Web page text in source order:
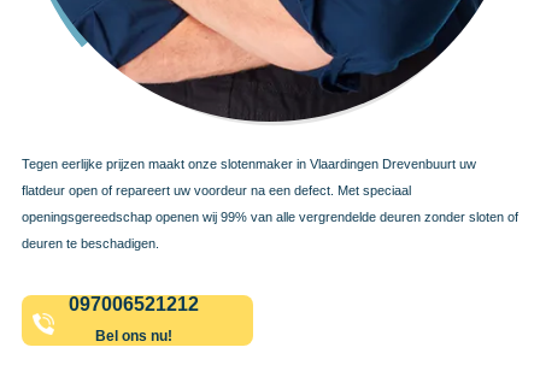
Tegen eerlijke prijzen maakt onze slotenmaker in Vlaardingen Drevenbuurt uw
flatdeur open of repareert uw voordeur na een defect. Met speciaal
openingsgereedschap openen wij 99% van alle vergrendelde deuren zonder sloten of
deuren te beschadigen.
097006521212
Bel ons nu!